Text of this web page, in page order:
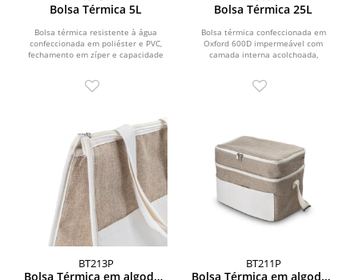
Bolsa Térmica 5L
Bolsa térmica resistente à água
confeccionada em poliéster e PVC,
fechamento em zíper e capacidade
Bolsa Térmica 25L
Bolsa térmica confeccionada em
Oxford 600D impermeável com
camada interna acolchoada,
BT213P
Bolsa Térmica em algodão
BT211P
Bolsa Térmica em algodão